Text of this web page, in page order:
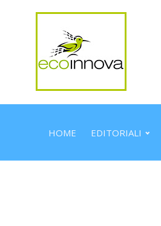
HOME EDITORIALI